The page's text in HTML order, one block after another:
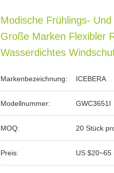
Modische Frühlings-
Große Marken Flexibler
Wasserdichtes
Markenbezeichnung: ICEBERA
Modellnummer: GWC3651I
MOQ: 20 Stück
Preis: US $20~65